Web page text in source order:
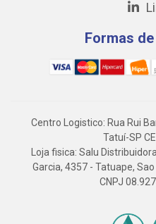
Formas
Centro Logistico: Rua Rui
Tatuí-SP
Loja fisica: Salu
Garcia, 4357 - Tatuape,
CNPJ